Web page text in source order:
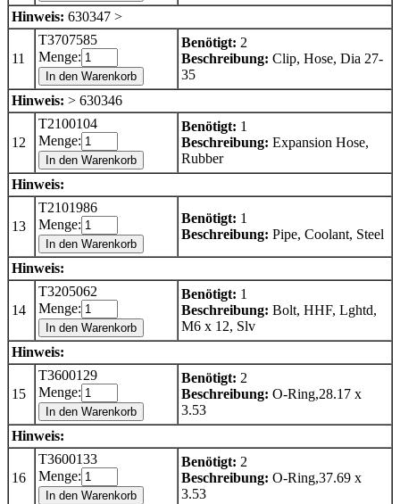
Hinweis: 630347 >
11
T3707585
Menge:
In den Warenkorb
Benötigt: 2
Beschreibung: Clip, Hose, Dia 27-
35
Hinweis: > 630346
12
T2100104
Menge:
In den Warenkorb
Benötigt: 1
Beschreibung: Expansion Hose,
Rubber
Hinweis:
13
T2101986
Menge:
In den Warenkorb
Benötigt: 1
Beschreibung: Pipe, Coolant, Steel
Hinweis:
14
T3205062
Menge:
In den Warenkorb
Benötigt: 1
Beschreibung: Bolt, HHF, Lghtd,
M6 x 12, Slv
Hinweis:
15
T3600129
Menge:
In den Warenkorb
Benötigt: 2
Beschreibung: O-Ring,28.17 x
3.53
Hinweis:
16
T3600133
Menge:
In den Warenkorb
Benötigt: 2
Beschreibung: O-Ring,37.69 x
3.53